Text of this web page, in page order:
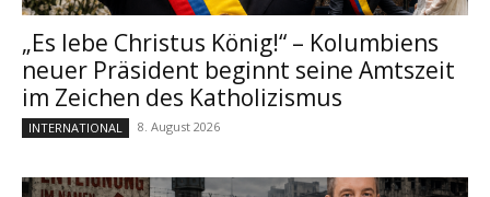
„Es lebe Christus König!“ – Kolumbiens
neuer Präsident beginnt seine Amtszeit
im Zeichen des Katholizismus
INTERNATIONAL 8. August 2026